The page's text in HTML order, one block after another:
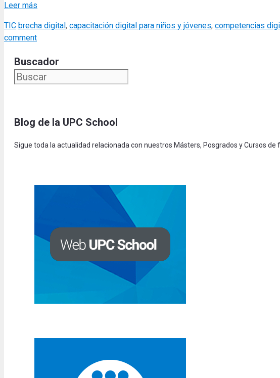
Leer más
Categories
TIC Tags
brecha digital, capacitación digital para niños y jóvenes, competencias
comment
Buscador
Blog de la UPC School
Sigue toda la actualidad relacionada con nuestros Másters, Posgrados y Cursos de